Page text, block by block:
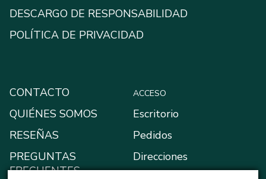
DESCARGO DE RESPONSABILIDAD
POLÍTICA DE PRIVACIDAD
CONTACTO
QUIÉNES SOMOS
RESEÑAS
PREGUNTAS
FRECUENTES
ACCESO
Escritorio
Pedidos
Direcciones